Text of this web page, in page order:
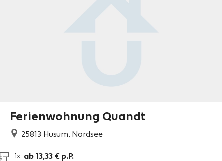
Ferienwohnung Quandt
25813 Husum, Nordsee
1x ab 13,33 € p.P.